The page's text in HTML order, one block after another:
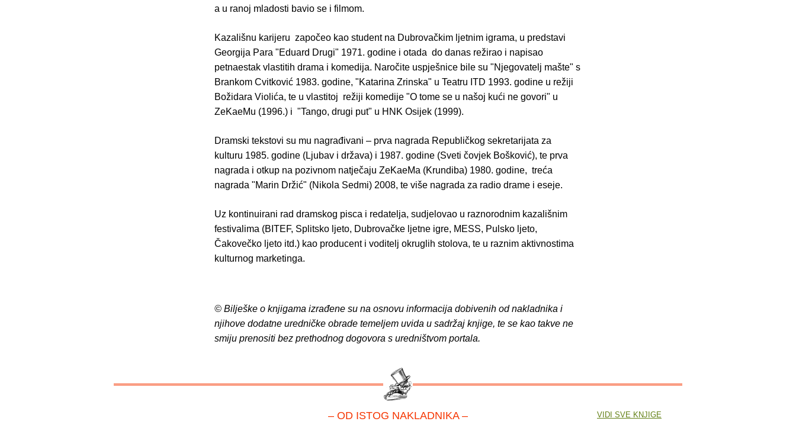
a u ranoj mladosti bavio se i filmom.
Kazališnu karijeru započeo kao student na Dubrovačkim ljetnim igrama, u predstavi
Georgija Para "Eduard Drugi" 1971. godine i otada do danas režirao i napisao
petnaestak vlastitih drama i komedija. Naročite uspješnice bile su "Njegovatelj mašte" s
Brankom Cvitković 1983. godine, "Katarina Zrinska" u Teatru ITD 1993. godine u režiji
Božidara Violića, te u vlastitoj režiji komedije "O tome se u našoj kući ne govori" u
ZeKaeMu (1996.) i "Tango, drugi put" u HNK Osijek (1999).
Dramski tekstovi su mu nagrađivani – prva nagrada Republičkog sekretarijata za
kulturu 1985. godine (Ljubav i država) i 1987. godine (Sveti čovjek Bošković), te prva
nagrada i otkup na pozivnom natječaju ZeKaeMa (Krundiba) 1980. godine, treća
nagrada "Marin Držić" (Nikola Sedmi) 2008, te više nagrada za radio drame i eseje.
Uz kontinuirani rad dramskog pisca i redatelja, sudjelovao u raznorodnim kazališnim
festivalima (BITEF, Splitsko ljeto, Dubrovačke ljetne igre, MESS, Pulsko ljeto,
Čakovečko ljeto itd.) kao producent i voditelj okruglih stolova, te u raznim aktivnostima
kulturnog marketinga.
© Bilješke o knjigama izrađene su na osnovu informacija dobivenih od nakladnika i
njihove dodatne uredničke obrade temeljem uvida u sadržaj knjige, te se kao takve ne
smiju prenositi bez prethodnog dogovora s uredništvom portala.
– OD ISTOG NAKLADNIKA – VIDI SVE KNJIGE